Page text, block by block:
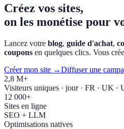
Créez vos sites,
on les monétise pour
Lancez votre blog, guide d'achat,
coupons en quelques clics. Vous
Créer mon site →Diffuser une
2,8 M+
Visiteurs uniques · jour · FR · UK ·
12 000+
Sites en ligne
SEO + LLM
Optimisations natives